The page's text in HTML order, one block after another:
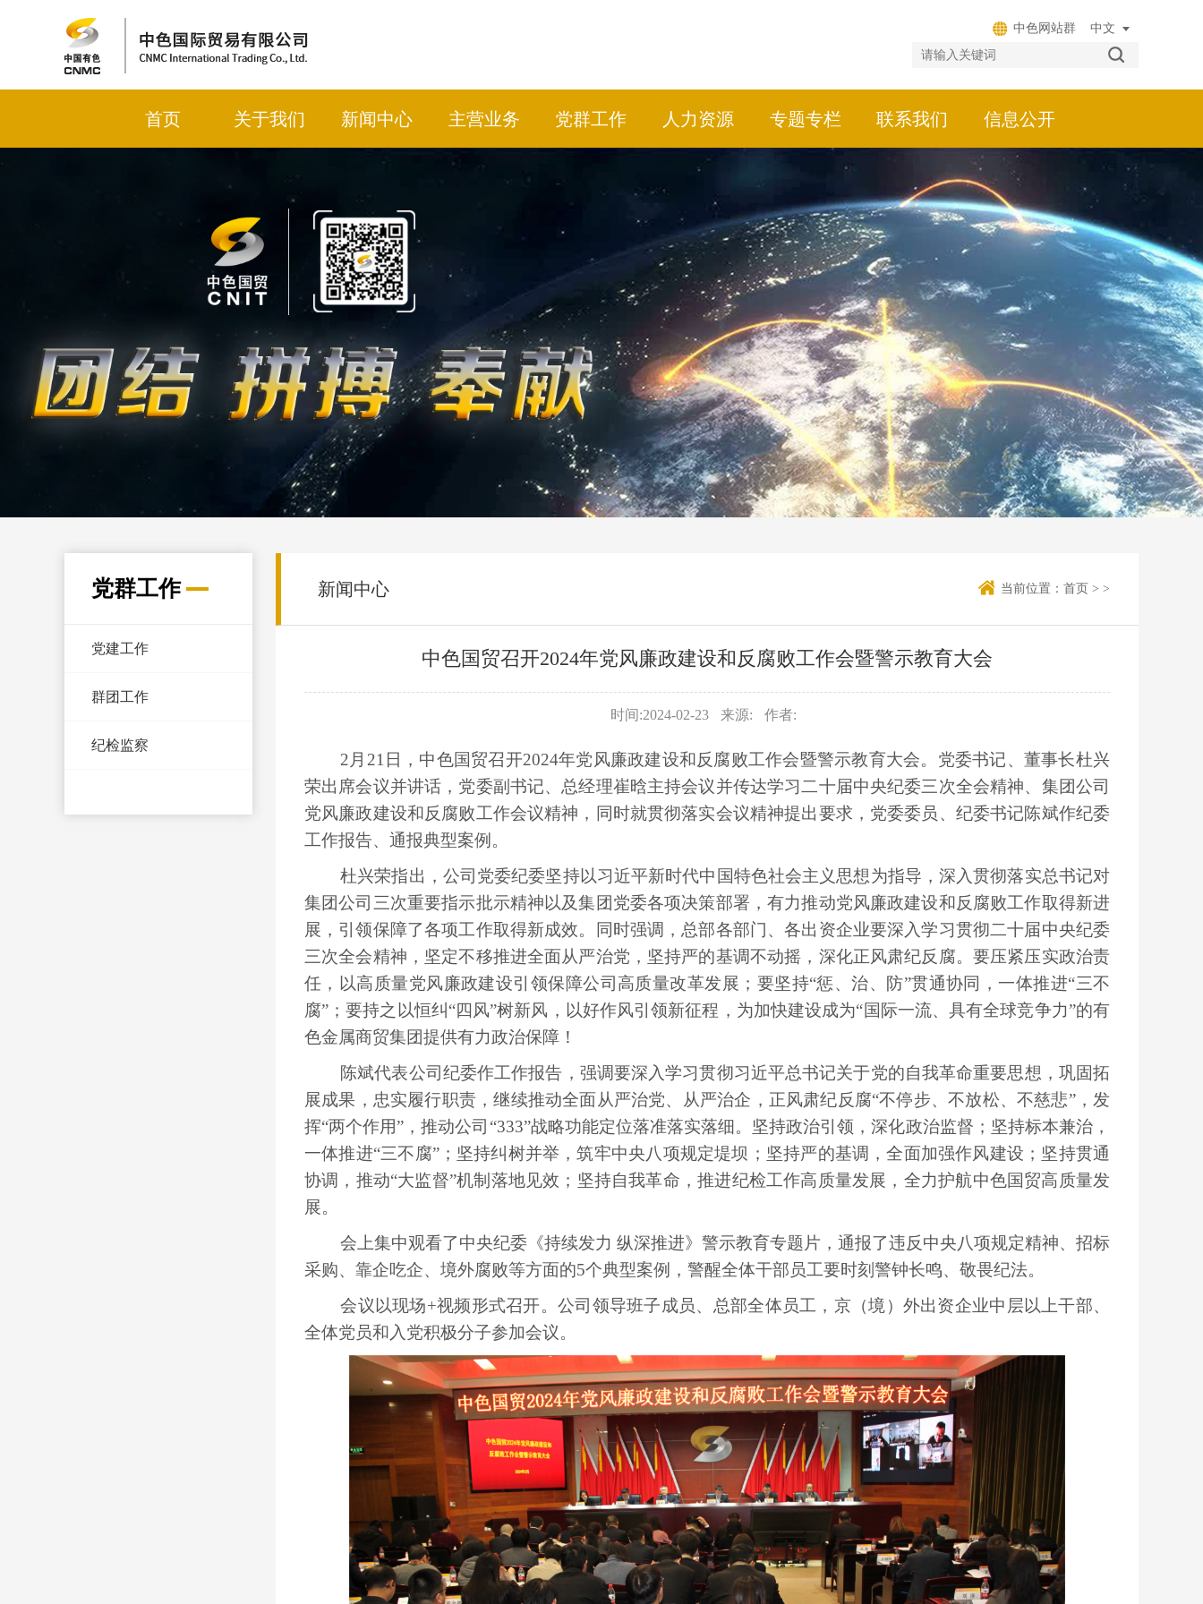
中色网站群
首页 关于我们 新闻中心 主营业务 党群工作 人力资源 专题专栏 联系我们 信息公开
党群工作
党建工作
群团工作
纪检监察
新闻中心 当前位置： 首页 > >
中色国贸召开2024年党风廉政建设和反腐败工作会暨警示教育大会
时间:2024-02-23 来源: 作者:
2月21日，中色国贸召开2024年党风廉政建设和反腐败工作会暨警示教育大会。党委书记、董事长杜兴
荣出席会议并讲话，党委副书记、总经理崔晗主持会议并传达学习二十届中央纪委三次全会精神、集团公司
党风廉政建设和反腐败工作会议精神，同时就贯彻落实会议精神提出要求，党委委员、纪委书记陈斌作纪委
工作报告、通报典型案例。
杜兴荣指出，公司党委纪委坚持以习近平新时代中国特色社会主义思想为指导，深入贯彻落实总书记对
集团公司三次重要指示批示精神以及集团党委各项决策部署，有力推动党风廉政建设和反腐败工作取得新进
展，引领保障了各项工作取得新成效。同时强调，总部各部门、各出资企业要深入学习贯彻二十届中央纪委
三次全会精神，坚定不移推进全面从严治党，坚持严的基调不动摇，深化正风肃纪反腐。要压紧压实政治责
任，以高质量党风廉政建设引领保障公司高质量改革发展；要坚持“惩、治、防”贯通协同，一体推进“三不
腐”；要持之以恒纠“四风”树新风，以好作风引领新征程，为加快建设成为“国际一流、具有全球竞争力”的有
色金属商贸集团提供有力政治保障！
陈斌代表公司纪委作工作报告，强调要深入学习贯彻习近平总书记关于党的自我革命重要思想，巩固拓
展成果，忠实履行职责，继续推动全面从严治党、从严治企，正风肃纪反腐“不停步、不放松、不慈悲”，发
挥“两个作用”，推动公司“333”战略功能定位落准落实落细。坚持政治引领，深化政治监督；坚持标本兼治，
一体推进“三不腐”；坚持纠树并举，筑牢中央八项规定堤坝；坚持严的基调，全面加强作风建设；坚持贯通
协调，推动“大监督”机制落地见效；坚持自我革命，推进纪检工作高质量发展，全力护航中色国贸高质量发
展。
会上集中观看了中央纪委《持续发力 纵深推进》警示教育专题片，通报了违反中央八项规定精神、招标
采购、靠企吃企、境外腐败等方面的5个典型案例，警醒全体干部员工要时刻警钟长鸣、敬畏纪法。
会议以现场+视频形式召开。公司领导班子成员、总部全体员工，京（境）外出资企业中层以上干部、
全体党员和入党积极分子参加会议。